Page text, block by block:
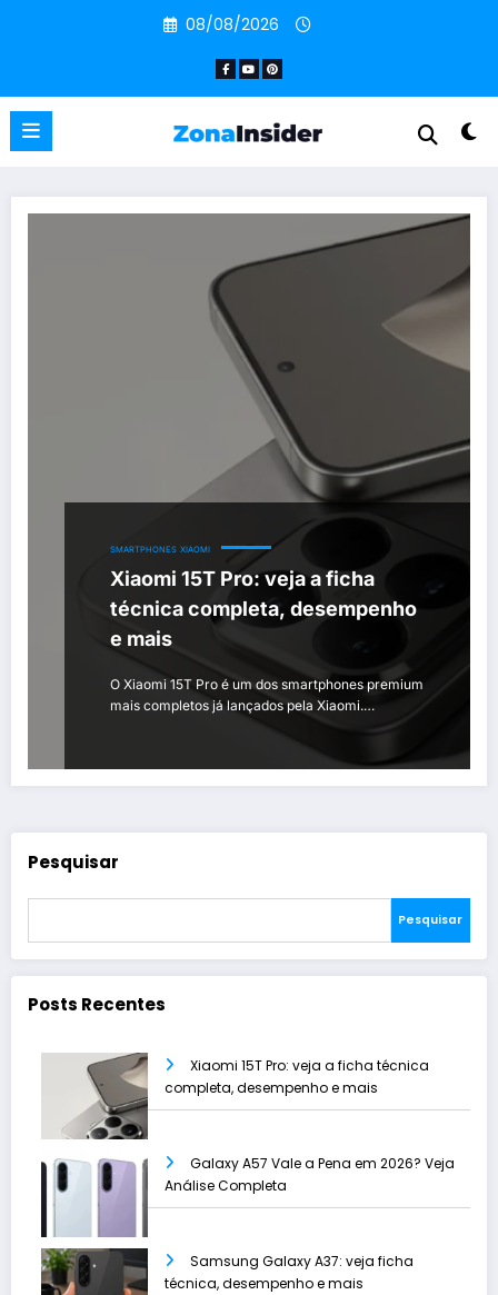
08/08/2026
SMARTPHONES XIAOMI
Xiaomi 15T Pro: veja a ficha
técnica completa, desempenho
e mais
O Xiaomi 15T Pro é um dos smartphones premium
mais completos já lançados pela Xiaomi.…
Pesquisar
Pesquisar
Posts Recentes
Xiaomi 15T Pro: veja a ficha técnica
completa, desempenho e mais
Galaxy A57 Vale a Pena em 2026? Veja
Análise Completa
Samsung Galaxy A37: veja ficha
técnica, desempenho e mais